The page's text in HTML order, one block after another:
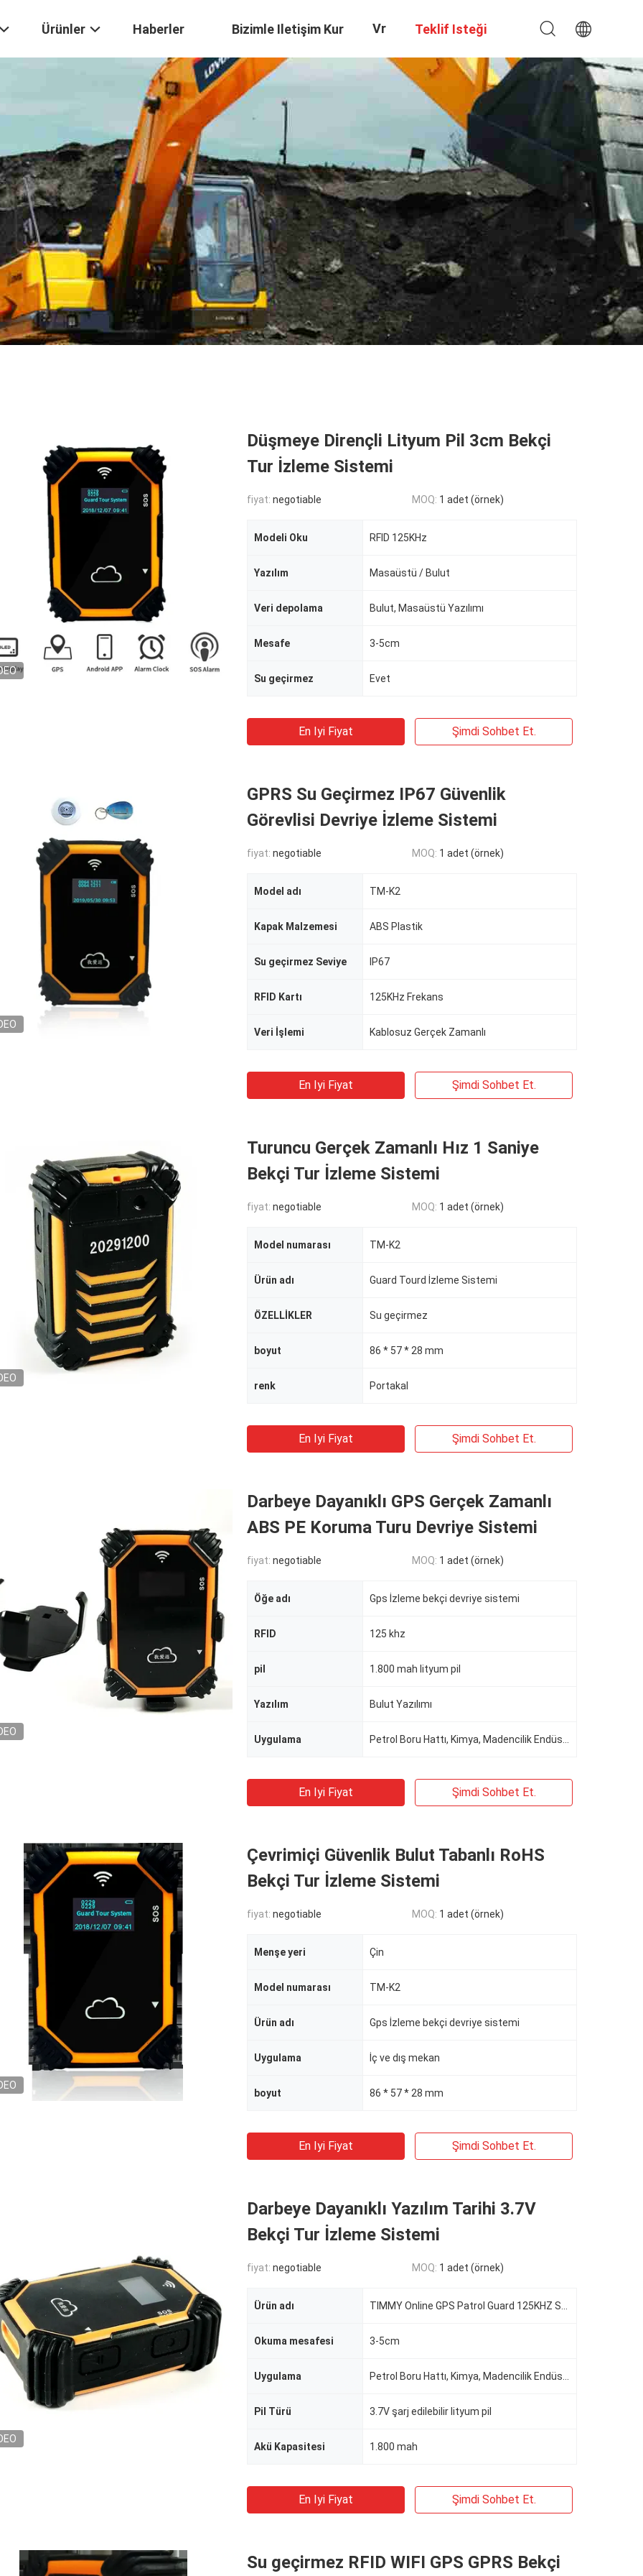
Ürünler Haberler Bizimle Iletişim Kur Vr Teklif Isteği
Düşmeye Dirençli Lityum Pil 3cm Bekçi
Tur İzleme Sistemi
fiyat: negotiable MOQ: 1 adet (örnek)
Modeli Oku RFID 125KHz
Yazılım Masaüstü / Bulut
Veri depolama Bulut, Masaüstü Yazılımı
Mesafe 3-5cm
Su geçirmez Evet
En Iyi Fiyat Şimdi Sohbet Et.
GPRS Su Geçirmez IP67 Güvenlik
Görevlisi Devriye İzleme Sistemi
fiyat: negotiable MOQ: 1 adet (örnek)
Model adı TM-K2
Kapak Malzemesi ABS Plastik
Su geçirmez Seviye IP67
RFID Kartı 125KHz Frekans
Veri İşlemi Kablosuz Gerçek Zamanlı
En Iyi Fiyat Şimdi Sohbet Et.
Turuncu Gerçek Zamanlı Hız 1 Saniye
Bekçi Tur İzleme Sistemi
fiyat: negotiable MOQ: 1 adet (örnek)
Model numarası TM-K2
Ürün adı Guard Tourd İzleme Sistemi
ÖZELLİKLER Su geçirmez
boyut 86 * 57 * 28 mm
renk Portakal
En Iyi Fiyat Şimdi Sohbet Et.
Darbeye Dayanıklı GPS Gerçek Zamanlı
ABS PE Koruma Turu Devriye Sistemi
fiyat: negotiable MOQ: 1 adet (örnek)
Öğe adı Gps İzleme bekçi devriye sistemi
RFID 125 khz
pil 1.800 mah lityum pil
Yazılım Bulut Yazılımı
Uygulama
En Iyi Fiyat Şimdi Sohbet Et.
Çevrimiçi Güvenlik Bulut Tabanlı RoHS
Bekçi Tur İzleme Sistemi
fiyat: negotiable MOQ: 1 adet (örnek)
Menşe yeri Çin
Model numarası TM-K2
Ürün adı Gps İzleme bekçi devriye sistemi
Uygulama İç ve dış mekan
boyut 86 * 57 * 28 mm
En Iyi Fiyat Şimdi Sohbet Et.
Darbeye Dayanıklı Yazılım Tarihi 3.7V
Bekçi Tur İzleme Sistemi
fiyat: negotiable MOQ: 1 adet (örnek)
Ürün adı
Okuma mesafesi 3-5cm
Uygulama
Pil Türü 3.7V şarj edilebilir lityum pil
Akü Kapasitesi 1.800 mah
En Iyi Fiyat Şimdi Sohbet Et.
Su geçirmez RFID WIFI GPS GPRS Bekçi